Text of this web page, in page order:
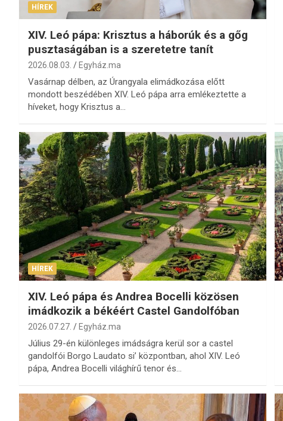
HÍREK
XIV. Leó pápa: Krisztus a háborúk és a gőg
pusztaságában is a szeretetre tanít
2026.08.03. Egyház.ma
Vasárnap délben, az Úrangyala elimádkozása előtt
mondott beszédében XIV. Leó pápa arra emlékeztette a
híveket, hogy Krisztus a…
HÍREK
XIV. Leó pápa és Andrea Bocelli közösen
imádkozik a békéért Castel Gandolfóban
2026.07.27. Egyház.ma
Július 29-én különleges imádságra kerül sor a castel
gandolfói Borgo Laudato si’ központban, ahol XIV. Leó
pápa, Andrea Bocelli világhírű tenor és…